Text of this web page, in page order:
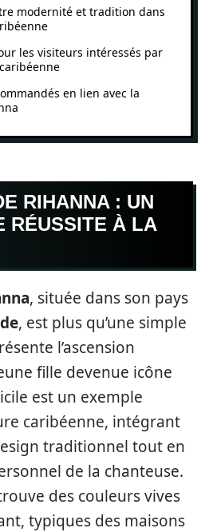
modernité et tradition dans
les visiteurs intéressés par
en lien avec la
RIHANNA : UN
RÉUSSITE À LA
, située dans son pays
, est plus qu’une simple
l’ascension
fille devenue icône
est un exemple
caribéenne, intégrant
traditionnel tout en
de la chanteuse.
des couleurs vives
typiques des maisons